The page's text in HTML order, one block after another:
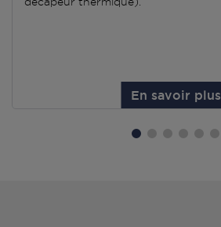
En savoir plus